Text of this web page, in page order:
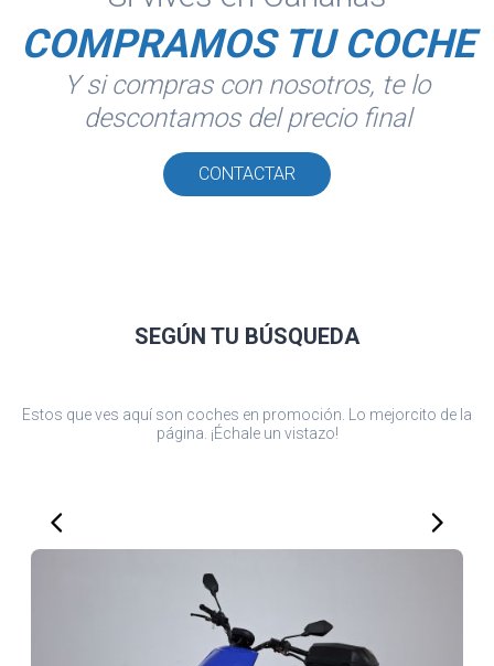
COMPRAMOS TU COCHE
Y si compras con nosotros, te lo
descontamos del precio final
CONTACTAR
SEGÚN TU BÚSQUEDA
Estos que ves aquí son coches en promoción. Lo mejorcito de la
página. ¡Échale un vistazo!